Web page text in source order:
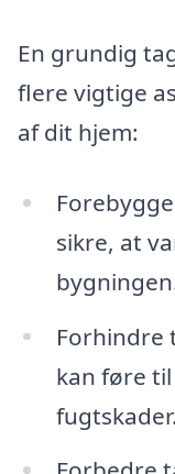
En grundig
flere vigtige
af dit hjem:
sikre, at
Forhindre
kan føre
fugtskader.